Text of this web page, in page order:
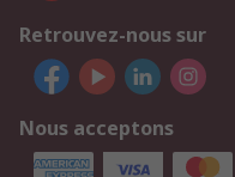
Retrouvez-nous sur
Nous acceptons